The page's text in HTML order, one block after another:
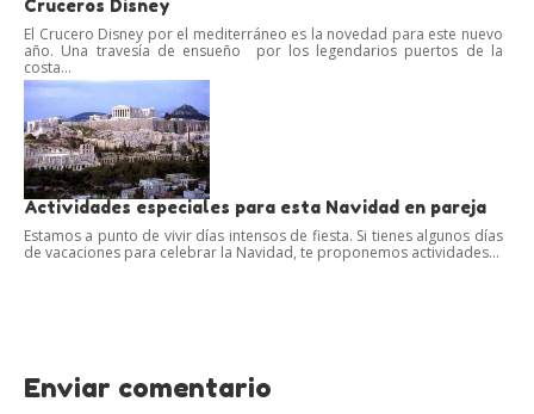
Cruceros Disney
El Crucero Disney por el mediterráneo es la novedad para este nuevo
año. Una travesía de ensueño por los legendarios puertos de la
costa...
Actividades especiales para esta Navidad en pareja
Estamos a punto de vivir días intensos de fiesta. Si tienes algunos días
de vacaciones para celebrar la Navidad, te proponemos actividades...
Enviar comentario